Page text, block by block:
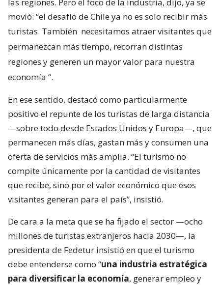
las regiones. Pero el foco de la industria, dijo, ya se
movió: “el desafío de Chile ya no es solo recibir más
turistas. También necesitamos atraer visitantes que
permanezcan más tiempo, recorran distintas
regiones y generen un mayor valor para nuestra
economía “.
En ese sentido, destacó como particularmente
positivo el repunte de los turistas de larga distancia
—sobre todo desde Estados Unidos y Europa—, que
permanecen más días, gastan más y consumen una
oferta de servicios más amplia. “El turismo no
compite únicamente por la cantidad de visitantes
que recibe, sino por el valor económico que esos
visitantes generan para el país”, insistió.
De cara a la meta que se ha fijado el sector —ocho
millones de turistas extranjeros hacia 2030—, la
presidenta de Fedetur insistió en que el turismo
debe entenderse como “una industria estratégica
para diversificar la economía, generar empleo y